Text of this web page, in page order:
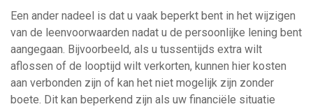
Een ander nadeel is dat u vaak beperkt bent in het wijzigen
van de leenvoorwaarden nadat u de persoonlijke lening bent
aangegaan. Bijvoorbeeld, als u tussentijds extra wilt
aflossen of de looptijd wilt verkorten, kunnen hier kosten
aan verbonden zijn of kan het niet mogelijk zijn zonder
boete. Dit kan beperkend zijn als uw financiële situatie